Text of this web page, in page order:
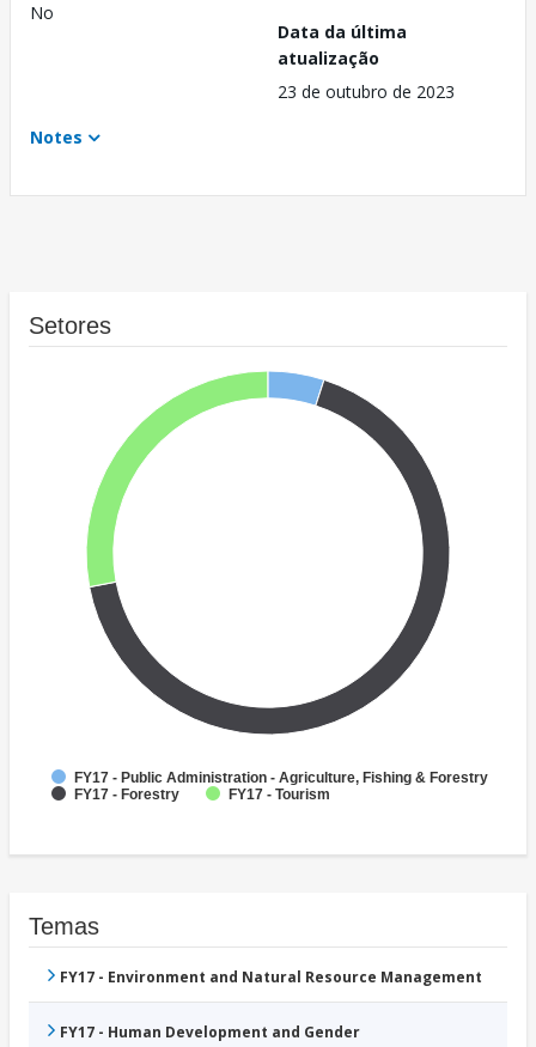
No
Data da última
atualização
23 de outubro de 2023
Notes
Setores
FY17 - Public Administration - Agriculture, Fishing & Forestry
FY17 - Forestry
FY17 - Tourism
Temas
FY17 - Environment and Natural Resource Management
FY17 - Human Development and Gender